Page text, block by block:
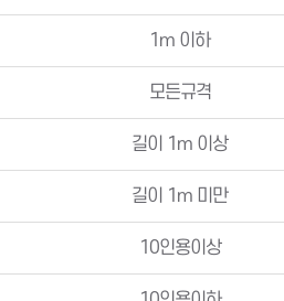
1m 이하
모든규격
길이 1m 이상
길이 1m 미만
10인용이상